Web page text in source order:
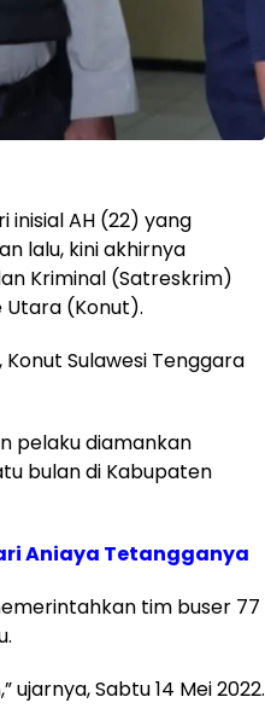
inisial AH (22) yang
lalu, kini akhirnya
Kriminal (Satreskrim)
Utara (Konut).
Sulawesi Tenggara
pelaku diamankan
bulan di Kabupaten
Aniaya Tetangganya
tim buser 77
Sabtu 14 Mei 2022.